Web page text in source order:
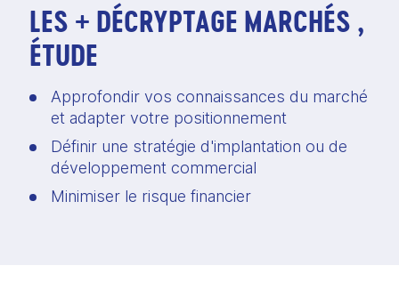
LES + DÉCRYPTAGE MARCHÉS ,
ÉTUDE
Approfondir vos connaissances du marché
et adapter votre positionnement
Définir une stratégie d'implantation ou de
développement commercial
Minimiser le risque financier